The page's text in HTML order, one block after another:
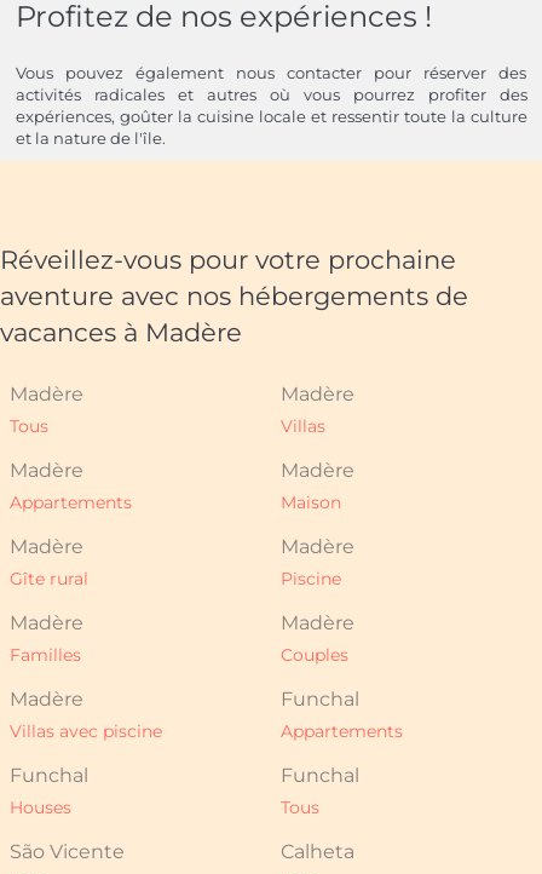
Profitez de nos expériences !
Vous pouvez également nous contacter pour réserver des
activités radicales et autres où vous pourrez profiter des
expériences, goûter la cuisine locale et ressentir toute la culture
et la nature de l'île.
Réveillez-vous pour votre prochaine
aventure avec nos hébergements de
vacances à Madère
Madère
Tous
Madère
Villas
Madère
Appartements
Madère
Maison
Madère
Gîte rural
Madère
Piscine
Madère
Familles
Madère
Couples
Madère
Villas avec piscine
Funchal
Appartements
Funchal
Houses
Funchal
Tous
São Vicente Calheta